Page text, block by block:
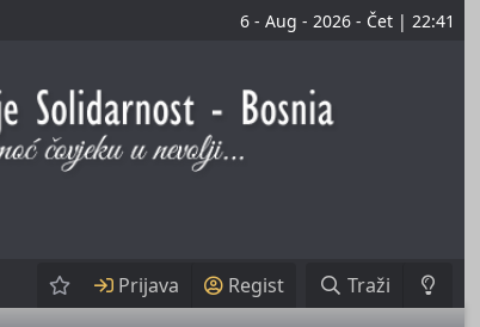
6 - Aug - 2026 - Čet | 22:41
Prijava Regist Traži